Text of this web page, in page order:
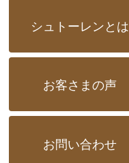
シュトーレンとは
お客さまの声
お問い合わせ